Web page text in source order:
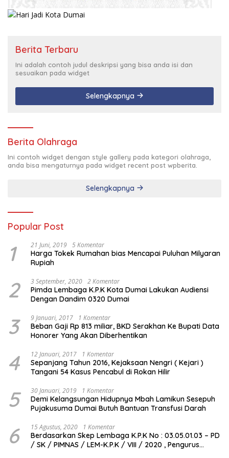
Berita Terbaru
Ini adalah contoh judul deskripsi yang bisa anda isi dan
sesuaikan pada widget
Selengkapnya
Berita Olahraga
Ini contoh widget dengan style gallery pada kategori olahraga,
anda bisa mengaturnya pada widget recent post wpberita.
Selengkapnya
Popular Post
1 21 Juni, 2019 5 Komentar
Harga Tokek Rumahan bias Mencapai Puluhan Milyaran
Rupiah
2 3 September, 2020 2 Komentar
Pimda Lembaga K.P.K Kota Dumai Lakukan Audiensi
Dengan Dandim 0320 Dumai
3 9 Januari, 2017 1 Komentar
Beban Gaji Rp 813 miliar, BKD Serakhan Ke Bupati Data
Honorer Yang Akan Diberhentikan
4 12 Januari, 2017 1 Komentar
Sepanjang Tahun 2016, Kejaksaan Nengri ( Kejari )
Tangani 54 Kasus Pencabul di Rokan Hilir
5 30 Januari, 2019 1 Komentar
Demi Kelangsungan Hidupnya Mbah Lamikun Sesepuh
Pujakusuma Dumai Butuh Bantuan Transfusi Darah
6 15 Agustus, 2020 1 Komentar
Berdasarkan Skep Lembaga K.P.K No : 03.05.01.03 – PD
/ SK / PIMNAS / LEM-K.P.K / VIII / 2020 , Pengurus